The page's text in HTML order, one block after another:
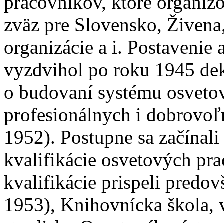
zväz pre Slovensko,
organizácie a i.
vyzdvihol po roku 1945
o budovaní systému
profesionálnych i
1952). Postupne sa
kvalifikácie osvetových
kvalifikácie prispeli
1953), Knihovnícka škola,